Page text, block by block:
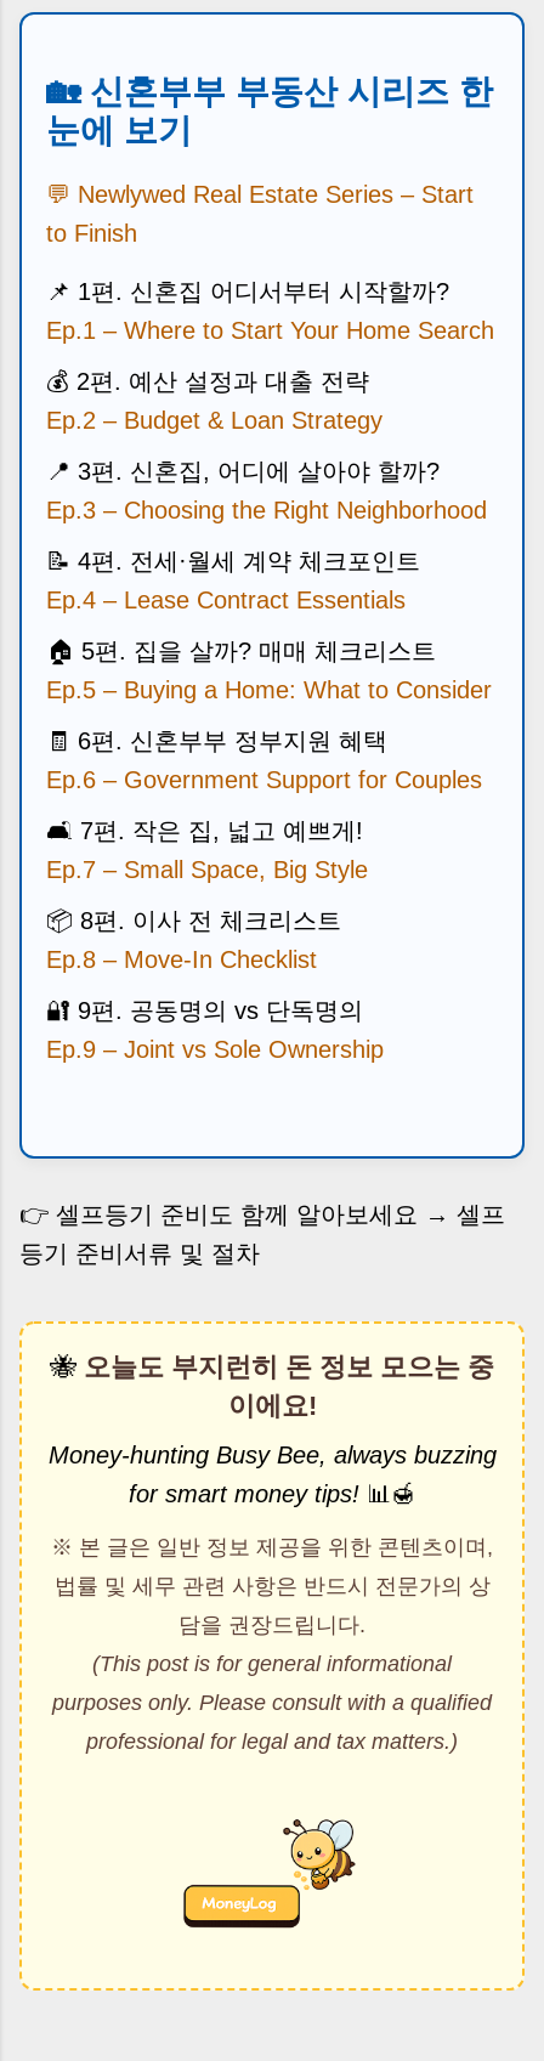
🏡 신혼부부 부동산 시리즈 한
눈에 보기
💬 Newlywed Real Estate Series – Start
to Finish
📌 1편. 신혼집 어디서부터 시작할까?
Ep.1 – Where to Start Your Home Search
💰 2편. 예산 설정과 대출 전략
Ep.2 – Budget & Loan Strategy
📍 3편. 신혼집, 어디에 살아야 할까?
Ep.3 – Choosing the Right Neighborhood
📝 4편. 전세·월세 계약 체크포인트
Ep.4 – Lease Contract Essentials
🏠 5편. 집을 살까? 매매 체크리스트
Ep.5 – Buying a Home: What to Consider
🧾 6편. 신혼부부 정부지원 혜택
Ep.6 – Government Support for Couples
🛋️ 7편. 작은 집, 넓고 예쁘게!
Ep.7 – Small Space, Big Style
📦 8편. 이사 전 체크리스트
Ep.8 – Move-In Checklist
🔐 9편. 공동명의 vs 단독명의
Ep.9 – Joint vs Sole Ownership
👉 셀프등기 준비도 함께 알아보세요 → 셀프
등기 준비서류 및 절차
🐝 오늘도 부지런히 돈 정보 모으는 중
이에요!
Money-hunting Busy Bee, always buzzing
for smart money tips! 📊🍯
※ 본 글은 일반 정보 제공을 위한 콘텐츠이며,
법률 및 세무 관련 사항은 반드시 전문가의 상
담을 권장드립니다.
(This post is for general informational
purposes only. Please consult with a qualified
professional for legal and tax matters.)